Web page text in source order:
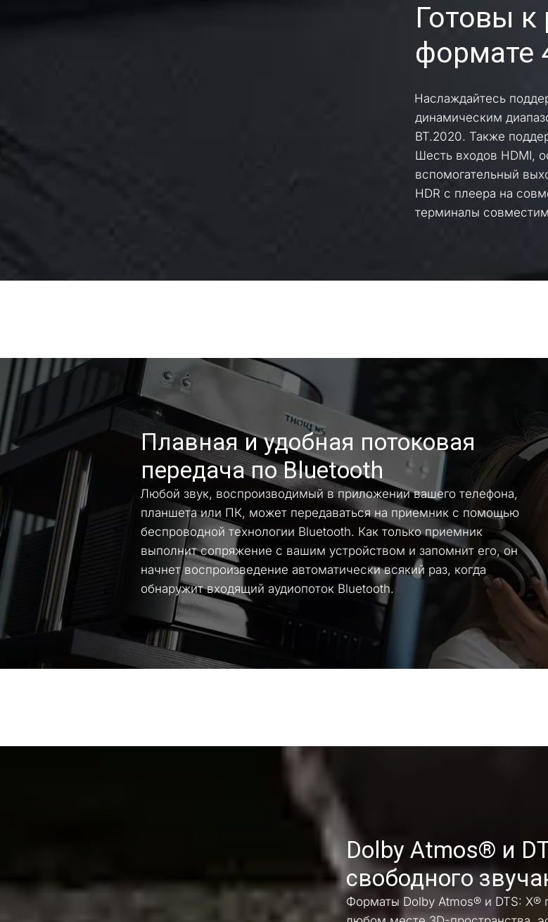
Готовы к
формате
Наслаждайтесь
динамическим
BT.2020. Также
Шесть входов HDMI,
вспомогательный
HDR с плеера на
терминалы
Плавная и удобная потоковая
передача по Bluetooth
Любой звук, воспроизводимый в приложении вашего телефона,
планшета или ПК, может передаваться на приемник с помощью
беспроводной технологии Bluetooth. Как только приемник
выполнит сопряжение с вашим устройством и запомнит его, он
начнет воспроизведение автоматически всякий раз, когда
обнаружит входящий аудиопоток Bluetooth.
Dolby Atmos® и
свободного
Форматы Dolby Atmos® и DTS: X®